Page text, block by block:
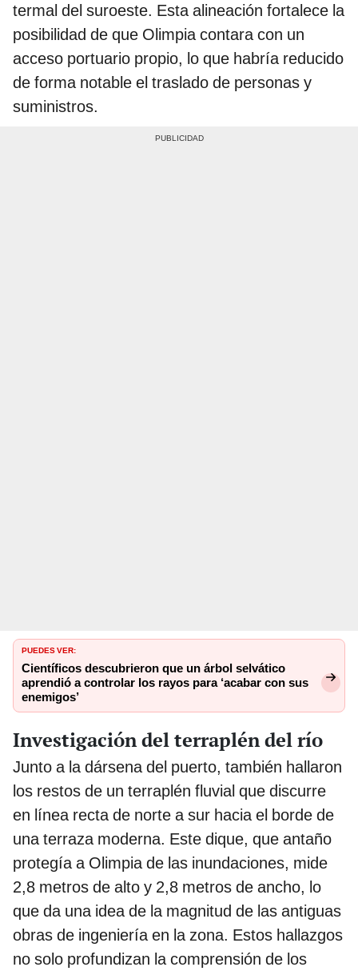
termal del suroeste. Esta alineación fortalece la
posibilidad de que Olimpia contara con un
acceso portuario propio, lo que habría reducido
de forma notable el traslado de personas y
suministros.
PUEDES VER:
Científicos descubrieron que un árbol selvático
aprendió a controlar los rayos para ‘acabar con sus
enemigos’
Investigación del terraplén del río
Junto a la dársena del puerto, también hallaron
los restos de un terraplén fluvial que discurre
en línea recta de norte a sur hacia el borde de
una terraza moderna. Este dique, que antaño
protegía a Olimpia de las inundaciones, mide
2,8 metros de alto y 2,8 metros de ancho, lo
que da una idea de la magnitud de las antiguas
obras de ingeniería en la zona. Estos hallazgos
no solo profundizan la comprensión de los